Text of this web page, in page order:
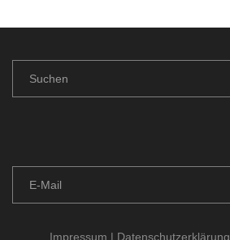
Impressum Datenschutzerklärung